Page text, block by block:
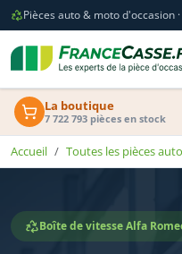
Pièces auto & moto d'occasion
La boutique
7 722 793 pièces en stock
Accueil Toutes les pièces auto
Boîte de vitesse Alfa